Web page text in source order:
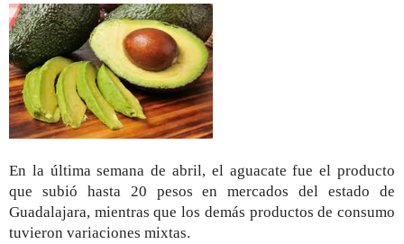
En la última semana de abril, el aguacate fue el producto
que subió hasta 20 pesos en mercados del estado de
Guadalajara, mientras que los demás productos de consumo
tuvieron variaciones mixtas.